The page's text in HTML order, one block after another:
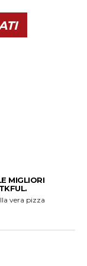
MIGLIORI
vera pizza